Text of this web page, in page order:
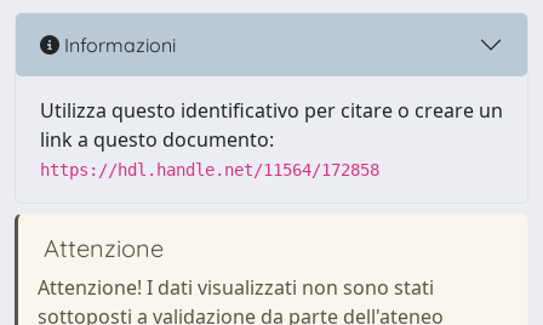
Informazioni
Utilizza questo identificativo per citare o creare un
link a questo documento:
https://hdl.handle.net/11564/172858
Attenzione
Attenzione! I dati visualizzati non sono stati
sottoposti a validazione da parte dell'ateneo